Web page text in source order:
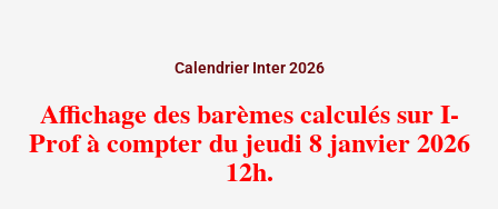
Calendrier Inter 2026
Affichage des barèmes calculés sur I-
Prof à compter du jeudi 8 janvier 2026
12h.